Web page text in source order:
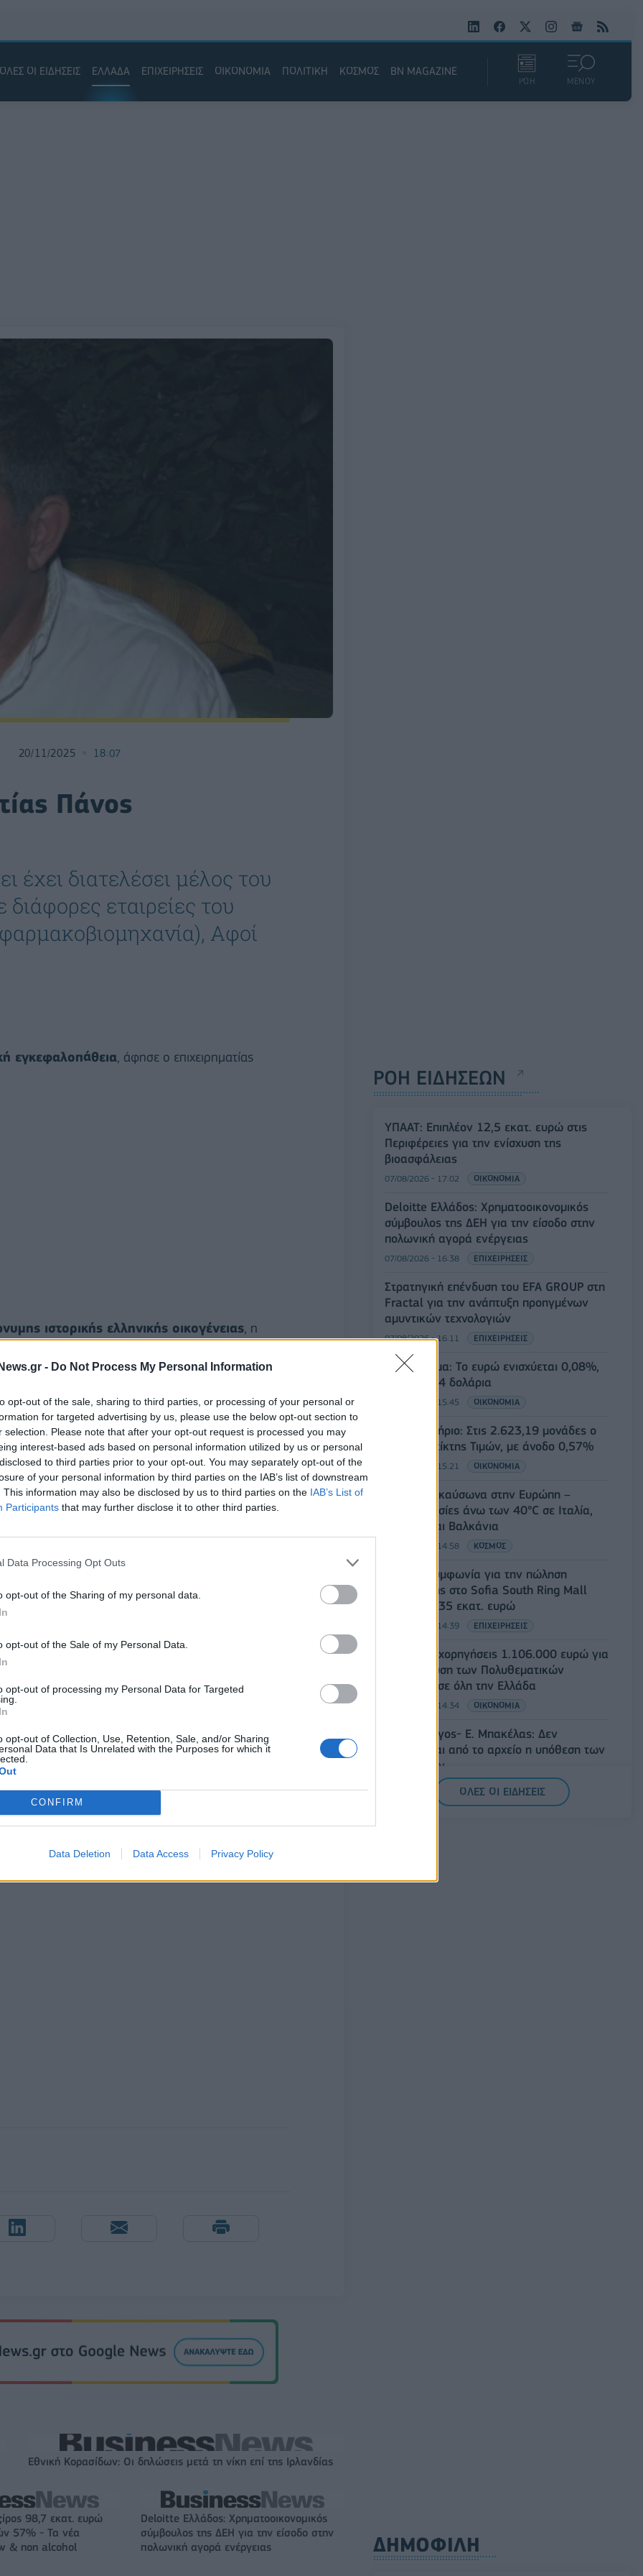
- Do Not Process My Personal Information
opt-out of the sale, sharing to third parties, or processing of your personal or
for targeted advertising by us, please use the below opt-out section to
selection. Please note that after your opt-out request is processed you may
interest-based ads based on personal information utilized by us or personal
to third parties prior to your opt-out. You may separately opt-out of the
of your personal information by third parties on the IAB’s list of downstream
This information may also be disclosed by us to third parties on the IAB’s List of
Participants that may further disclose it to other third parties.
Data Processing Opt Outs
opt-out of the Sharing of my personal data.
opt-out of the Sale of my Personal Data.
opt-out of processing my Personal Data for Targeted
opt-out of Collection, Use, Retention, Sale, and/or Sharing
Data that Is Unrelated with the Purposes for which it
CONFIRM
Data Deletion Data Access Privacy Policy
ΟΛΕΣ ΟΙ ΕΙΔΗΣΕΙΣ ΕΛΛΑΔΑ ΕΠΙΧΕΙΡΗΣΕΙΣ ΟΙΚΟΝΟΜΙΑ ΠΟΛΙΤΙΚΗ ΚΟΣΜΟΣ BN MAGAZINE
ΡΟΗ ΜΕΝΟΥ
20/11/2025 18:07
Πάνος
διατελέσει μέλος του
εταιρείες του
Αφοί
εγκεφαλοπάθεια , άφησε ο επιχειρηματίας
ιστορικής ελληνικής οικογένειας , η
κλάδους του λιανεμπορίου μέσω της ομώνυμης
ΦΑΜΑΡ.
την Ιωάννα Μαρινοπούλου.
Αθηνών και στη συνέχεια στο
του Διοικητικού Συμβουλίου σε διάφορες
Αφοί Μαρινόπουλοι, ΤΙΤΑΝ
από τον όμιλο σε άλλες επιχειρηματικές
και στον πολιτιστικό χώρο. Ηταν ταμίας
Νικολάου και Ντόλλης Γουλανδρή –
Εθνική Κορασίδων: Οι δηλώσεις μετά τη νίκη επί της Ιρλανδίας
98,7 εκατ. ευρώ
57% - Τα νέα
& non alcohol
Deloitte Ελλάδος: Χρηματοοικονομικός
σύμβουλος της ΔΕΗ για την είσοδο στην
πολωνική αγορά ενέργειας
ΡΟΗ ΕΙΔΗΣΕΩΝ
ΥΠΑΑΤ: Επιπλέον 12,5 εκατ. ευρώ στις
Περιφέρειες για την ενίσχυση της
βιοασφάλειας
07/08/2026 - 17:02 ΟΙΚΟΝΟΜΙΑ
Deloitte Ελλάδος: Χρηματοοικονομικός
σύμβουλος της ΔΕΗ για την είσοδο στην
πολωνική αγορά ενέργειας
07/08/2026 - 16:38 ΕΠΙΧΕΙΡΗΣΕΙΣ
Στρατηγική επένδυση του EFA GROUP στη
Fractal για την ανάπτυξη προηγμένων
αμυντικών τεχνολογιών
07/08/2026 - 16:11 ΕΠΙΧΕΙΡΗΣΕΙΣ
Συνάλλαγμα: Το ευρώ ενισχύεται 0,08%,
στα 1,1534 δολάρια
07/08/2026 - 15:45 ΟΙΚΟΝΟΜΙΑ
Χρηματιστήριο: Στις 2.623,19 μονάδες ο
Γενικός Δείκτης Τιμών, με άνοδο 0,57%
07/08/2026 - 15:21 ΟΙΚΟΝΟΜΙΑ
Νέο κύμα καύσωνα στην Ευρώπη –
Θερμοκρασίες άνω των 40°C σε Ιταλία,
Ισπανία και Βαλκάνια
07/08/2026 - 14:58 ΚΟΣΜΟΣ
Fourlis: Συμφωνία για την πώληση
συμμετοχής στο Sofia South Ring Mall
έναντι 49,35 εκατ. ευρώ
07/08/2026 - 14:39 ΕΠΙΧΕΙΡΗΣΕΙΣ
ΥΠΠΟ: Επιχορηγήσεις 1.106.000 ευρώ για
την ενίσχυση των Πολυθεματικών
Φεστιβάλ σε όλη την Ελλάδα
07/08/2026 - 14:34 ΟΙΚΟΝΟΜΙΑ
Άρειος Πάγος- Ε. Μπακέλας: Δεν
ανασύρεται από το αρχείο η υπόθεση των
υποκλοπών
07/08/2026 - 14:11
ΟΛΕΣ ΟΙ ΕΙΔΗΣΕΙΣ
ΔΗΜΟΦΙΛΗ